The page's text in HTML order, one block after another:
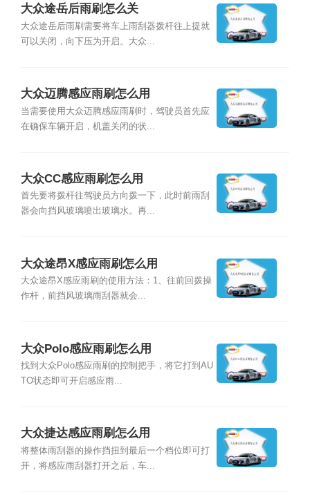
大众途岳后雨刷怎么关
大众途岳后雨刷需要将车上雨刮器拨杆往上提就
可以关闭，向下压为开启。大众...
大众迈腾感应雨刷怎么用
当需要使用大众迈腾感应雨刷时，驾驶员首先应
在确保车辆开启，机盖关闭的状...
大众CC感应雨刷怎么用
首先要将拨杆往驾驶员方向拨一下，此时前雨刮
器会向挡风玻璃喷出玻璃水。再...
大众途昂X感应雨刷怎么用
大众途昂X感应雨刷的使用方法：1、往前回拨操
作杆，前挡风玻璃雨刮器就会...
大众Polo感应雨刷怎么用
找到大众Polo感应雨刷的控制把手，将它打到AU
TO状态即可开启感应雨...
大众捷达感应雨刷怎么用
将整体雨刮器的操作挡扭到最后一个档位即可打
开，将感应雨刮器打开之后，车...